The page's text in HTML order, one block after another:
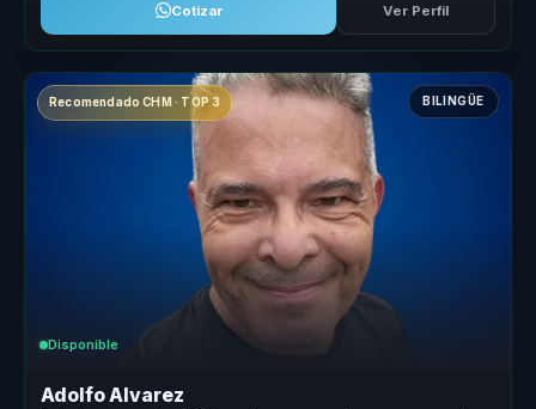
Cotizar Ver Perfil
Recomendado CHM · TOP 3 BILINGÜE
Disponible
Adolfo Alvarez